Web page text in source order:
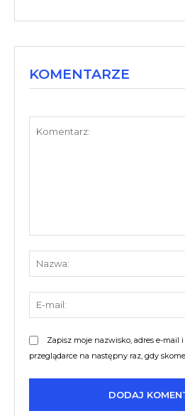
KOMENTARZE
Zapisz moje nazwisko, adres e-
przeglądarce na następny raz, gdy